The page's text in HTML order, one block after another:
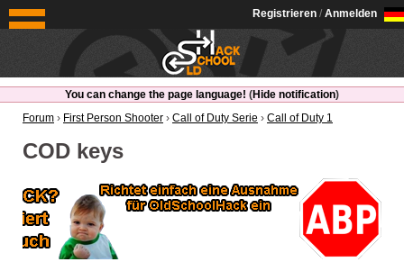
OldSchoolHack
Registrieren / Anmelden
You can change the page language! (Hide notification)
Forum › First Person Shooter › Call of Duty Serie › Call of Duty 1
COD keys